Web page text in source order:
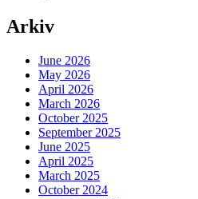
Arkiv
June 2026
May 2026
April 2026
March 2026
October 2025
September 2025
June 2025
April 2025
March 2025
October 2024